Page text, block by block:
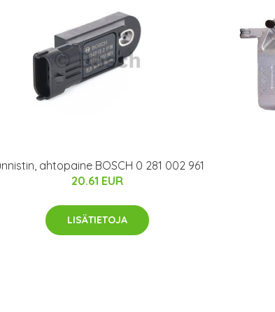
ahtopaine BOSCH 0 281 002 961
20.61 EUR
LISÄTIETOJA